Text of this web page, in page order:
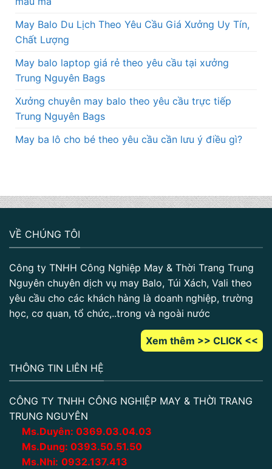
May Balo Du Lịch Theo Yêu Cầu Giá Xưởng Uy Tín,
Chất Lượng
May balo laptop giá rẻ theo yêu cầu tại xưởng
Trung Nguyên Bags
Xưởng chuyên may balo theo yêu cầu trực tiếp
Trung Nguyên Bags
May ba lô cho bé theo yêu cầu cần lưu ý điều gì?
VỀ CHÚNG TÔI
Công ty TNHH Công Nghiệp May & Thời Trang Trung
Nguyên chuyên dịch vụ may Balo, Túi Xách, Vali theo
yêu cầu cho các khách hàng là doanh nghiệp, trường
học, cơ quan, tổ chức,..trong và ngoài nước
Xem thêm >> CLICK <<
THÔNG TIN LIÊN HỆ
CÔNG TY TNHH CÔNG NGHIỆP MAY & THỜI TRANG
TRUNG NGUYÊN
Ms.Duyên: 0369.03.04.03
Ms.Dung: 0393.50.51.50
Ms.Nhi: 0932.137.413